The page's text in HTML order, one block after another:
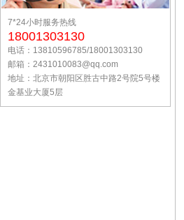
7*24小时服务热线
18001303130
电话：13810596785/18001303130
邮箱：2431010083@qq.com
地址：北京市朝阳区胜古中路2号院5号楼
金基业大厦5层